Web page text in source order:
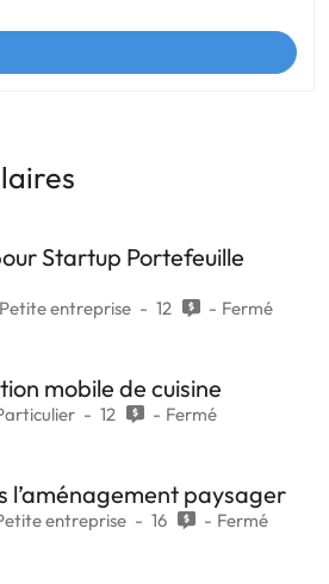
Startup Portefeuille
Petite entreprise 12 Fermé
mobile de cuisine
12 Fermé
l’aménagement paysager
entreprise 16 Fermé